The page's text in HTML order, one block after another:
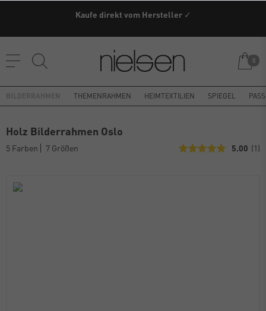
Kaufe direkt vom Hersteller ✓
0
THEMENRAHMEN HEIMTEXTILIEN SPIEGEL
Holz Bilderrahmen Oslo
5 Farben 7 Größen 5.00 (1)